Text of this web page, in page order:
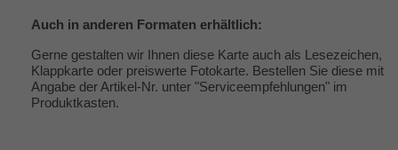
Auch in anderen Formaten erhältlich:
Gerne gestalten wir Ihnen diese Karte auch als Lesezeichen,
Klappkarte oder preiswerte Fotokarte. Bestellen Sie diese mit
Angabe der Artikel-Nr. unter "Serviceempfehlungen" im
Produktkasten.